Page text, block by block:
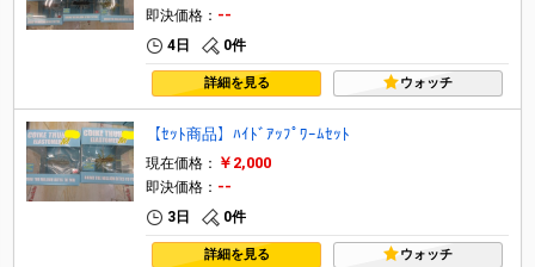
即決価格： --
4日 0件
詳細を見る ウォッチ
【ｾｯﾄ商品】ﾊｲﾄﾞｱｯﾌﾟﾜｰﾑｾｯﾄ
現在価格： ￥2,000
即決価格： --
3日 0件
詳細を見る ウォッチ